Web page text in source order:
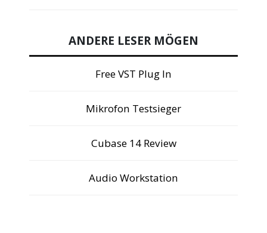
ANDERE LESER MÖGEN
Free VST Plug In
Mikrofon Testsieger
Cubase 14 Review
Audio Workstation